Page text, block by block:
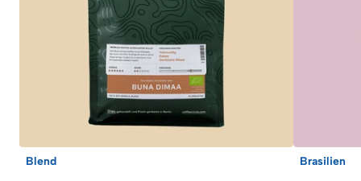
Blend Brasilien